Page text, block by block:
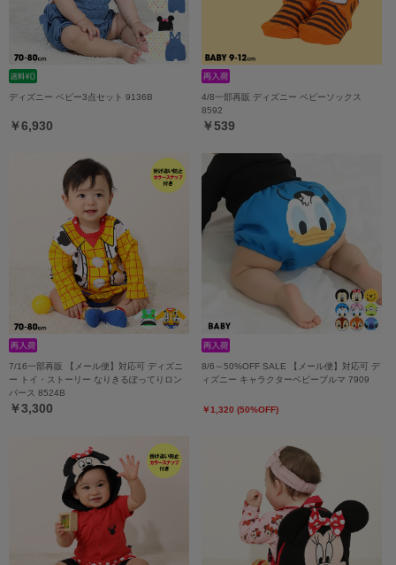
ディズニー ベビー3点セット 9136B
￥6,930
4/8一部再販 ディズニー ベビーソックス
8592
￥539
7/16一部再販 【メール便】対応可 ディズニ
ー トイ・ストーリー なりきるぽってりロン
パース 8524B
￥3,300
8/6～50%OFF SALE 【メール便】対応可 デ
ィズニー キャラクターベビーブルマ 7909
￥1,320 (50%OFF)